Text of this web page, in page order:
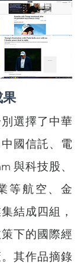
選擇了中華
國信託、電
與科技股、
等航空、金
結成四組，
下的國際經
其作品摘錄